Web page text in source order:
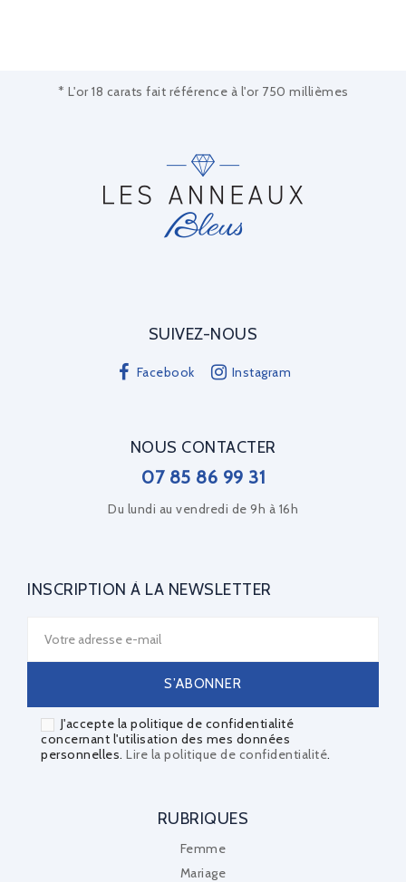
* L'or 18 carats fait référence à l'or 750 millièmes
SUIVEZ-NOUS
Facebook Instagram
NOUS CONTACTER
07 85 86 99 31
Du lundi au vendredi de 9h à 16h
INSCRIPTION À LA NEWSLETTER
J'accepte la politique de confidentialité
concernant l'utilisation des mes données
personnelles. Lire la politique de confidentialité.
RUBRIQUES
Femme
Mariage